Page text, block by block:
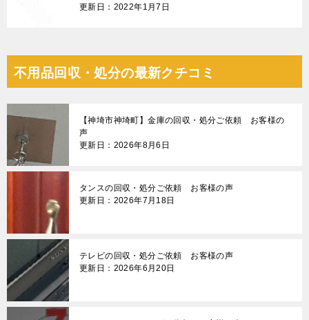
更新日：2022年1月7日
不用品回収・処分の最新クチコミ
【神埼市神埼町】金庫の回収・処分ご依頼 お客様の
声
更新日：2026年8月6日
タンスの回収・処分ご依頼 お客様の声
更新日：2026年7月18日
テレビの回収・処分ご依頼 お客様の声
更新日：2026年6月20日